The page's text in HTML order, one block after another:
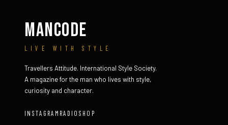
MANCODE
LIVE WITH STYLE
Travellers Attitude. International Style Society.
A magazine for the man who lives with style,
curiosity and character.
INSTAGRAM RADIO SHOP